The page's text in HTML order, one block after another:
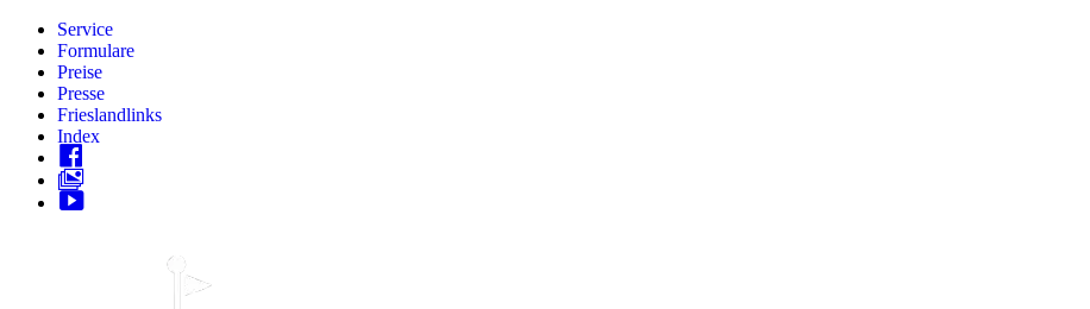
Zum
Inhalt
springen
Service
Formulare
Preise
Presse
Frieslandlinks
Index